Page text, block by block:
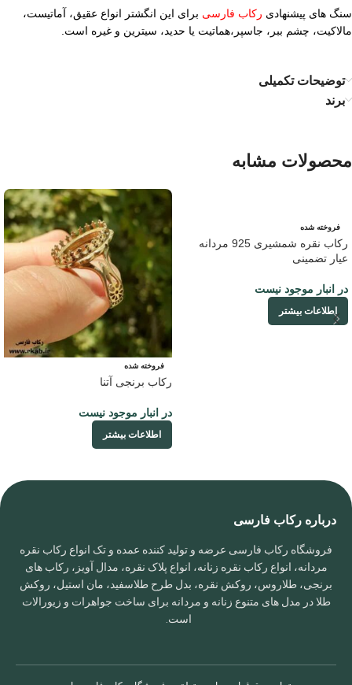
سنگ های پیشنهادی رکاب فارسی برای این انگشتر انواع عقیق، آماتیست،
مالاکیت، چشم ببر، جاسپر،هماتیت یا حدید، سیترین و غیره است.
توضیحات تکمیلی
برند
محصولات مشابه
فروخته شده
رکاب نقره شمشیری 925 مردانه
عیار تضمینی
در انبار موجود نیست
اطلاعات بیشتر
فروخته شده
رکاب برنجی آتنا
در انبار موجود نیست
اطلاعات بیشتر
درباره رکاب فارسی
فروشگاه رکاب فارسی عرضه و تولید کننده عمده و تک انواع رکاب نقره
مردانه، انواع رکاب نقره زنانه، انواع پلاک نقره، مدال آویز، رکاب های
برنجی، طلاروس، روکش نقره، بدل طرح طلاسفید، مان استیل، روکش
طلا در مدل های متنوع زنانه و مردانه برای ساخت جواهرات و زیورالات
است.